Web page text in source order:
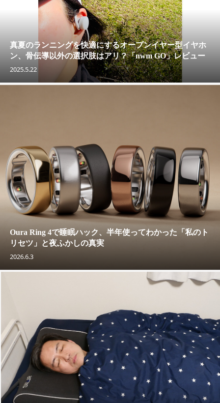
真夏のランニングを快適にするオープンイヤー型イヤホ
ン、骨伝導以外の選択肢はアリ？「nwm GO」レビュー
2025.5.22
Oura Ring 4で睡眠ハック、半年使ってわかった「私のト
リセツ」と夜ふかしの真実
2026.6.3